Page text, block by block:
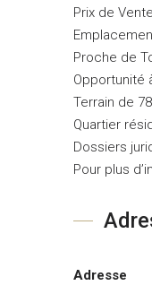
Prix de
Proche de
Opportunité
Terrain de
Quartier
Dossiers
Pour plus
Adresse